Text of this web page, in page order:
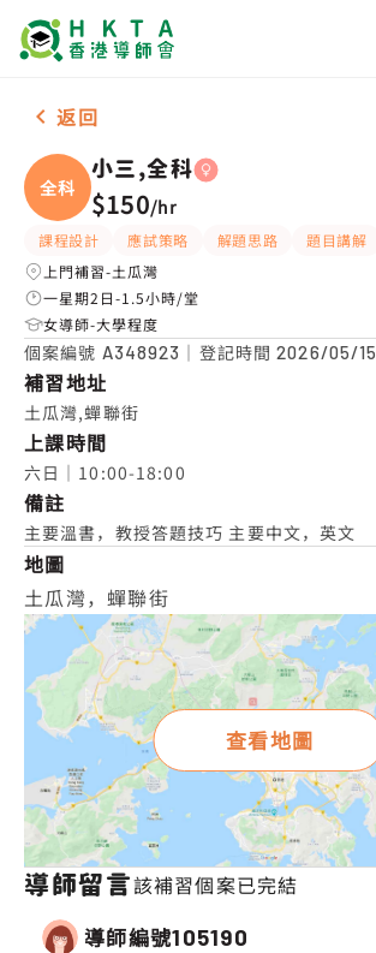
女-1名 小三,全科，土瓜灣 補習推介
返回
全科
小三,全科
$150/hr
課程設計 應試策略 解題思路 題目講解
上門補習-土瓜灣
一星期2日-1.5小時/堂
女導師-大學程度
個案編號 A348923 ｜登記時間2026/05/15
補習地址
土瓜灣,蟬聯街
上課時間
六日｜10:00-18:00
備註
主要溫書，教授答題技巧 主要中文，英文
地圖
土瓜灣，蟬聯街
查看地圖
導師留言該補習個案已完結
導師編號105190